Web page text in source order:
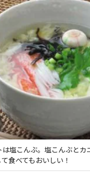
塩こんぶ。塩こんぶとカ
食べてもおいしい！